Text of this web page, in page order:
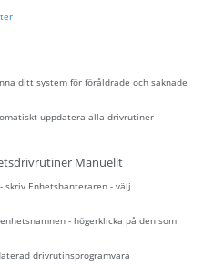
ditt system för föråldrade och saknade
uppdatera alla drivrutiner
Manuellt
Enhetshanteraren - välj
- högerklicka på den som
drivrutinsprogramvara